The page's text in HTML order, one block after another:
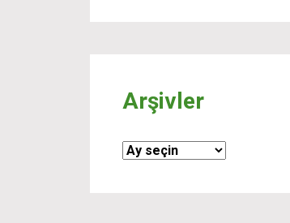
Arşivler
Arşivler